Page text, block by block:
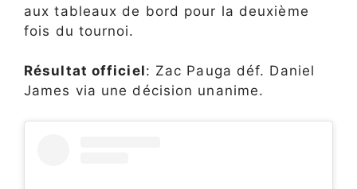
aux tableaux de bord pour la deuxième
fois du tournoi.
Résultat officiel: Zac Pauga déf. Daniel
James via une décision unanime.